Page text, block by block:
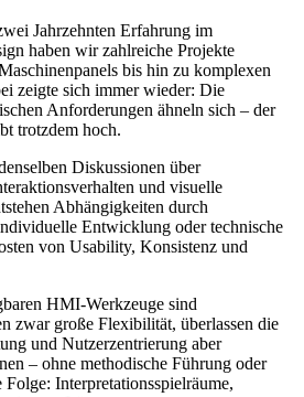
Jahrzehnten Erfahrung im
haben wir zahlreiche Projekte
bis hin zu komplexen
zeigte sich immer wieder: Die
Anforderungen ähneln sich – der
trotzdem hoch.
Diskussionen über
und visuelle
Abhängigkeiten durch
Entwicklung oder technische
von Usability, Konsistenz und
HMI-Werkzeuge sind
zwar große Flexibilität, überlassen die
und Nutzerzentrierung aber
– ohne methodische Führung oder
Interpretationsspielräume,